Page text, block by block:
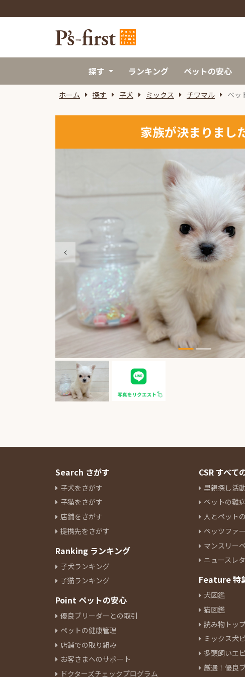
探す ランキング ペットの安心
ホーム 探す 子犬 ミックス チワマル ペッ
家族が決まりまし
Search さがす
子犬をさがす
子猫をさがす
店舗をさがす
提携先をさがす
Ranking ランキング
子犬ランキング
子猫ランキング
Point ペットの安心
優良ブリーダーとの取引
ペットの健康管理
店舗での取り組み
お客さまへのサポート
ドクターズチェックプログラム
CSR すべて
里親探し活
ペットの難
人とペット
ペッツファ
マンスリー
ニュースレ
Feature 特
犬図鑑
猫図鑑
読み物トッ
ミックス犬
多頭飼いエ
厳選！優良